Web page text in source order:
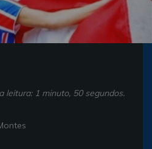
leitura: 1 minuto, 50 segundos.